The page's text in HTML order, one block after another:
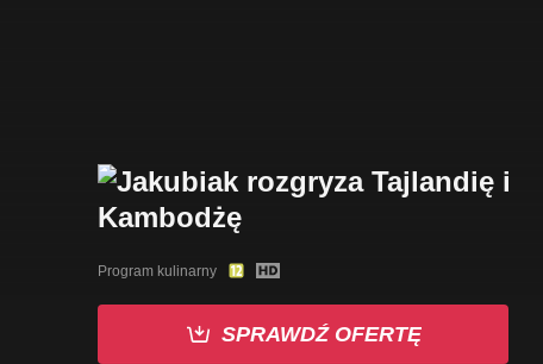
Program kulinarny
SPRAWDŹ OFERTĘ